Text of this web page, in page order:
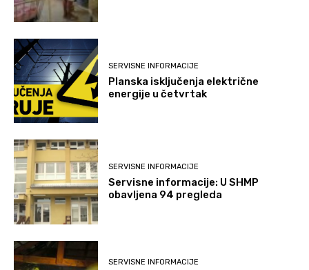
SERVISNE INFORMACIJE
Planska isključenja električne
energije u četvrtak
SERVISNE INFORMACIJE
Servisne informacije: U SHMP
obavljena 94 pregleda
SERVISNE INFORMACIJE